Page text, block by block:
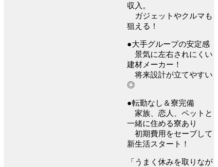
収入。
ガジェットやクルマも
狙える！
●大手グループの安定感
景気に左右されにくい
建材メーカー！
将来設計が立てやすい
◎
●転勤なし＆寮完備
家族、恋人、ペットと
一緒に住める寮あり
初期費用をセーブして
新生活スタート！
「うまく休みを取りなが